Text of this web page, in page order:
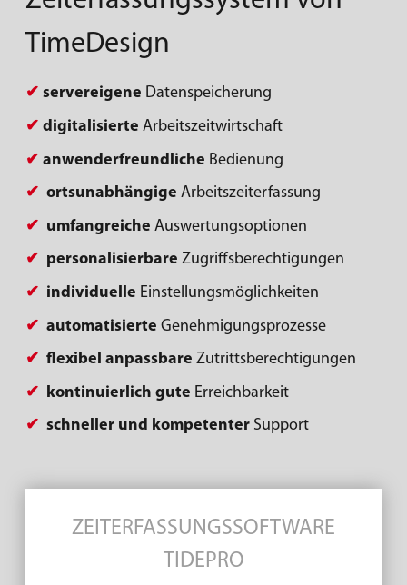
TimeDesign
✔ servereigene Datenspeicherung
✔ digitalisierte Arbeitszeitwirtschaft
✔ anwenderfreundliche Bedienung
✔ ortsunabhängige Arbeitszeiterfassung
✔ umfangreiche Auswertungsoptionen
✔ personalisierbare Zugriffsberechtigungen
✔ individuelle Einstellungsmöglichkeiten
✔ automatisierte Genehmigungsprozesse
✔ flexibel anpassbare Zutrittsberechtigungen
✔
kontinuierlichgute Erreichbarkeit
✔ schneller und kompetenter Support
ZEITERFASSUNGSSOFTWARE
TIDEPRO